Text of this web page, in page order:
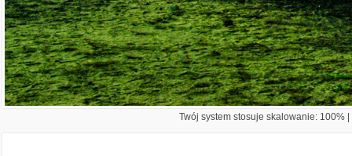
Twój system stosuje skalowanie: 100%